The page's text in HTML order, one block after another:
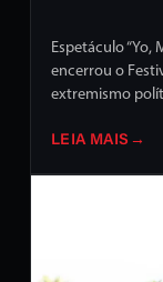
Espetáculo “Yo,
encerrou o
extremismo
LEIA MAIS →